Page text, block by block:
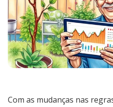
Com as mudanças nas